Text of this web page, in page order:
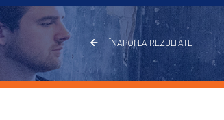
ÎNAPOI LA REZULTATE